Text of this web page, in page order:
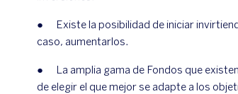
● Existe la posibilidad de iniciar
caso, aumentarlos.
● La amplia gama de Fondos que
de elegir el que mejor se adapte a los